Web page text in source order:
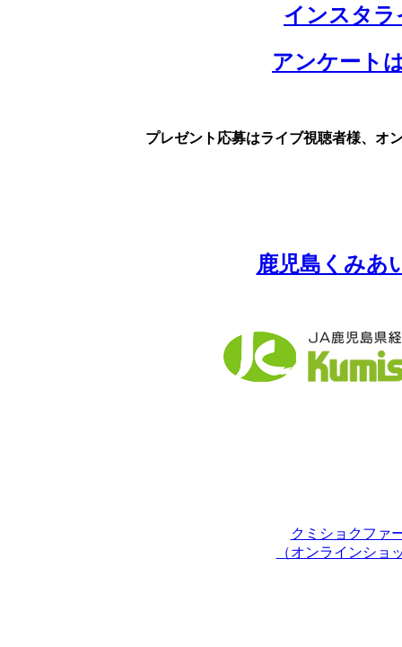
インスタ
アンケート
プレゼント応募はライブ視聴者様、オ
鹿児島くみあ
クミショクファ
（オンラインショ